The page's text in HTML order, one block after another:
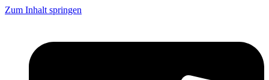
Zum Inhalt springen